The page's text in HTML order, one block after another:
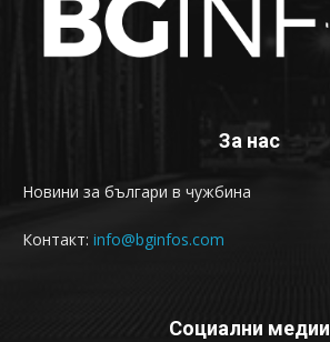
За нас
Новини за българи в чужбина
Контакт: info@bginfos.com
Социални медии